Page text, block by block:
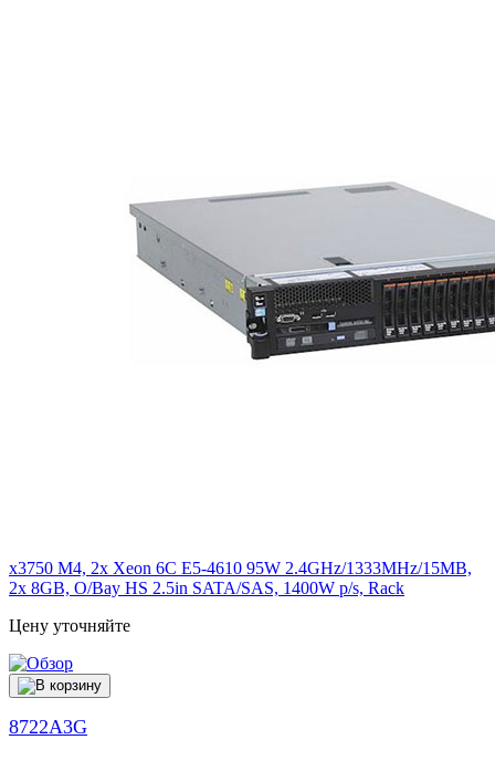
x3750 M4, 2x Xeon 6C E5-4610 95W 2.4GHz/1333MHz/15MB,
2x 8GB, O/Bay HS 2.5in SATA/SAS, 1400W p/s, Rack
Цену уточняйте
8722A3G